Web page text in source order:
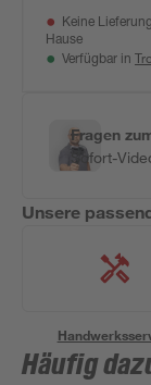
Keine
Hause
Verfügbar in
Fragen
Sofort-
Unsere
Häufig